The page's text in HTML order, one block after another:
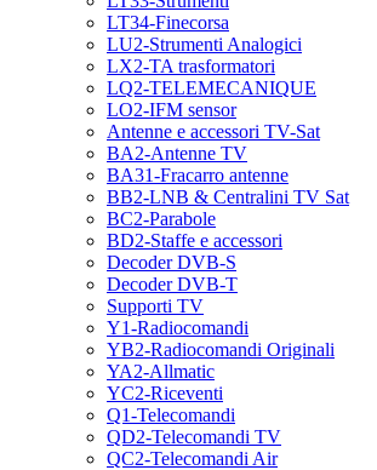
LT34-Finecorsa
LU2-Strumenti Analogici
LX2-TA trasformatori
LQ2-TELEMECANIQUE
LO2-IFM sensor
Antenne e accessori TV-Sat
BA2-Antenne TV
BA31-Fracarro antenne
BB2-LNB & Centralini TV Sat
BC2-Parabole
BD2-Staffe e accessori
Decoder DVB-S
Decoder DVB-T
Supporti TV
Y1-Radiocomandi
YB2-Radiocomandi Originali
YA2-Allmatic
YC2-Riceventi
Q1-Telecomandi
QD2-Telecomandi TV
QC2-Telecomandi Air